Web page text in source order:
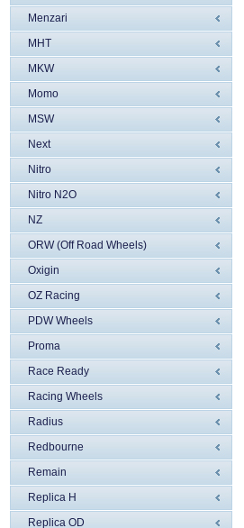
Menzari
MHT
MKW
Momo
MSW
Next
Nitro
Nitro N2O
NZ
ORW (Off Road Wheels)
Oxigin
OZ Racing
PDW Wheels
Proma
Race Ready
Racing Wheels
Radius
Redbourne
Remain
Replica H
Replica OD